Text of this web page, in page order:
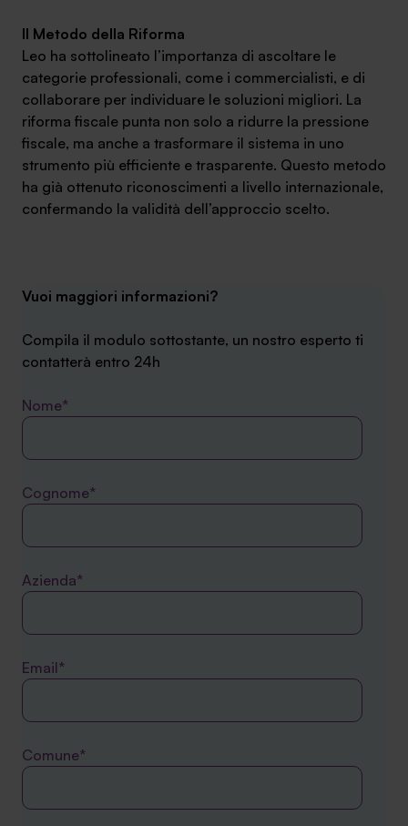
Il Metodo della Riforma
Leo ha sottolineato l’importanza di ascoltare le
categorie professionali, come i commercialisti, e di
collaborare per individuare le soluzioni migliori. La
riforma fiscale punta non solo a ridurre la pressione
fiscale, ma anche a trasformare il sistema in uno
strumento più efficiente e trasparente. Questo metodo
ha già ottenuto riconoscimenti a livello internazionale,
confermando la validità dell’approccio scelto.
Vuoi maggiori informazioni?
Compila il modulo sottostante, un nostro esperto ti
contatterà entro 24h
Nome*
Cognome*
Azienda*
Email*
Comune*